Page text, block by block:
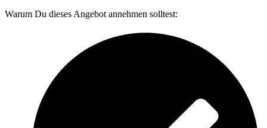
Warum Du dieses Angebot annehmen solltest: